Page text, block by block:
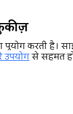
करती है।
उपयोगसे सहमत